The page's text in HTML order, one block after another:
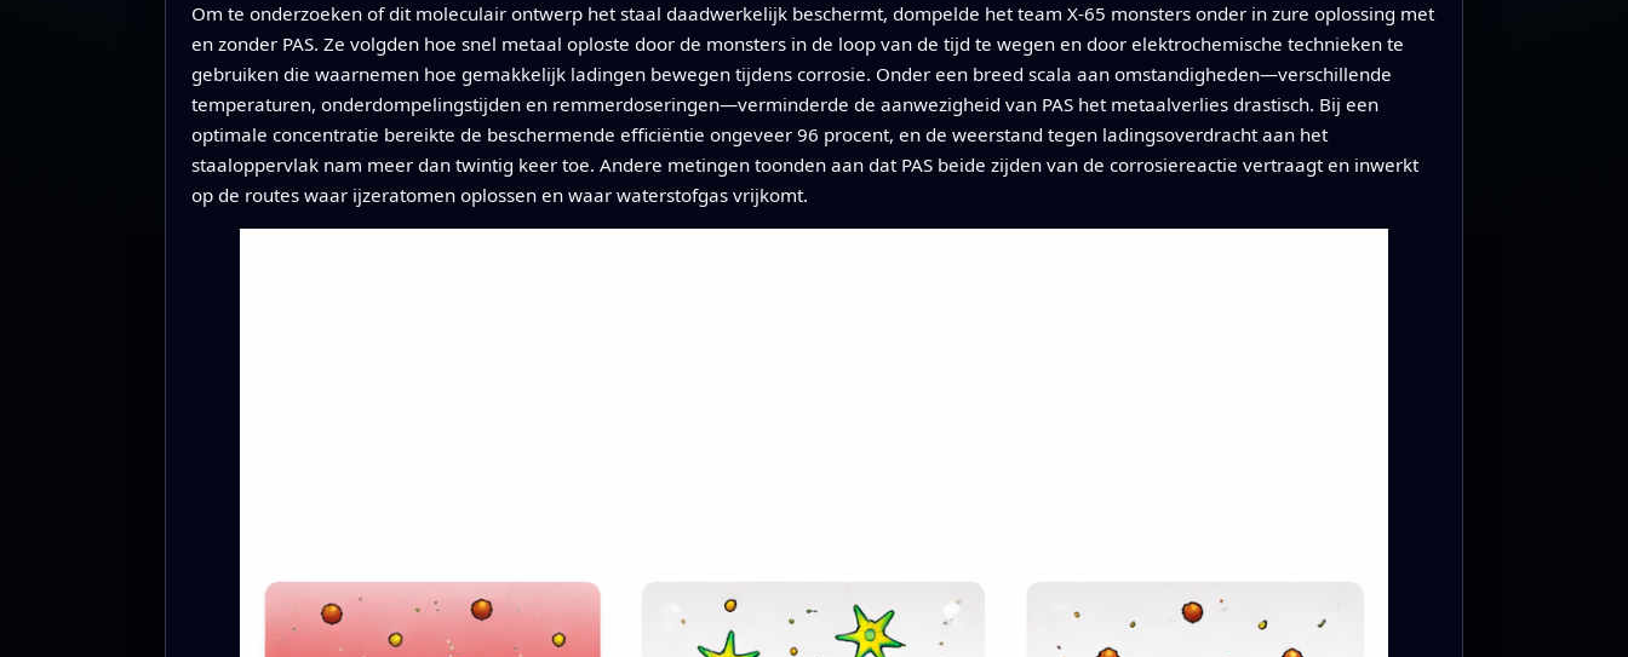
Om te onderzoeken of dit moleculair ontwerp het staal daadwerkelijk beschermt, dompelde het team X-65 monsters onder in zure oplossing met
en zonder PAS. Ze volgden hoe snel metaal oploste door de monsters in de loop van de tijd te wegen en door elektrochemische technieken te
gebruiken die waarnemen hoe gemakkelijk ladingen bewegen tijdens corrosie. Onder een breed scala aan omstandigheden—verschillende
temperaturen, onderdompelingstijden en remmerdoseringen—verminderde de aanwezigheid van PAS het metaalverlies drastisch. Bij een
optimale concentratie bereikte de beschermende efficiëntie ongeveer 96 procent, en de weerstand tegen ladingsoverdracht aan het
staaloppervlak nam meer dan twintig keer toe. Andere metingen toonden aan dat PAS beide zijden van de corrosiereactie vertraagt en inwerkt
op de routes waar ijzeratomen oplossen en waar waterstofgas vrijkomt.